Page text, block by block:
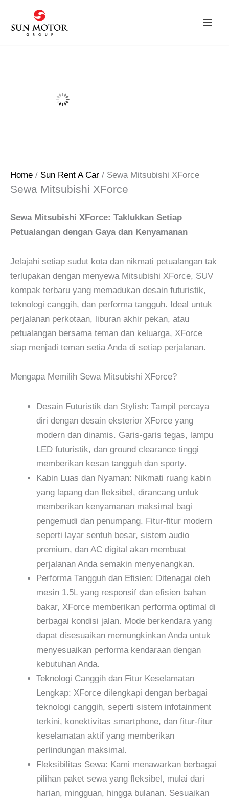
content
Home / Sun Rent A Car / Sewa Mitsubishi XForce
Sewa Mitsubishi XForce
Sewa Mitsubishi XForce: Taklukkan Setiap
Petualangan dengan Gaya dan Kenyamanan
Jelajahi setiap sudut kota dan nikmati petualangan tak
terlupakan dengan menyewa Mitsubishi XForce, SUV
kompak terbaru yang memadukan desain futuristik,
teknologi canggih, dan performa tangguh. Ideal untuk
perjalanan perkotaan, liburan akhir pekan, atau
petualangan bersama teman dan keluarga, XForce
siap menjadi teman setia Anda di setiap perjalanan.
Mengapa Memilih Sewa Mitsubishi XForce?
Desain Futuristik dan Stylish: Tampil percaya
diri dengan desain eksterior XForce yang
modern dan dinamis. Garis-garis tegas, lampu
LED futuristik, dan ground clearance tinggi
memberikan kesan tangguh dan sporty.
Kabin Luas dan Nyaman: Nikmati ruang kabin
yang lapang dan fleksibel, dirancang untuk
memberikan kenyamanan maksimal bagi
pengemudi dan penumpang. Fitur-fitur modern
seperti layar sentuh besar, sistem audio
premium, dan AC digital akan membuat
perjalanan Anda semakin menyenangkan.
Performa Tangguh dan Efisien: Ditenagai oleh
mesin 1.5L yang responsif dan efisien bahan
bakar, XForce memberikan performa optimal di
berbagai kondisi jalan. Mode berkendara yang
dapat disesuaikan memungkinkan Anda untuk
menyesuaikan performa kendaraan dengan
kebutuhan Anda.
Teknologi Canggih dan Fitur Keselamatan
Lengkap: XForce dilengkapi dengan berbagai
teknologi canggih, seperti sistem infotainment
terkini, konektivitas smartphone, dan fitur-fitur
keselamatan aktif yang memberikan
perlindungan maksimal.
Fleksibilitas Sewa: Kami menawarkan berbagai
pilihan paket sewa yang fleksibel, mulai dari
harian, mingguan, hingga bulanan. Sesuaikan